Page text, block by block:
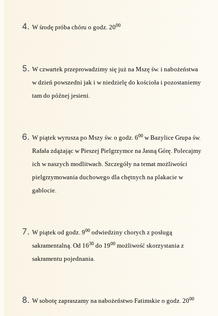
W środę próba chóru o godz. 2000
W czwartek przeprowadzimy się już na Mszę św. i nabożeństwa
w dzień powszedni jak i w niedzielę do kościoła i pozostaniemy
tam do późnej jesieni.
W piątek wyrusza po Mszy św. o godz. 600 w Bazylice Grupa św.
Rafała zdążając w Pieszej Pielgrzymce na Jasną Górę. Polecajmy
ich w naszych modlitwach. Szczegóły na temat możliwości
pielgrzymowania duchowego dla chętnych na plakacie w
gablocie.
W piątek od godz. 900 odwiedziny chorych z posługą
sakramentalną. Od 1630 do 1900 możliwość skorzystania z
sakramentu pojednania.
W sobotę zapraszamy na nabożeństwo Fatimskie o godz. 2000